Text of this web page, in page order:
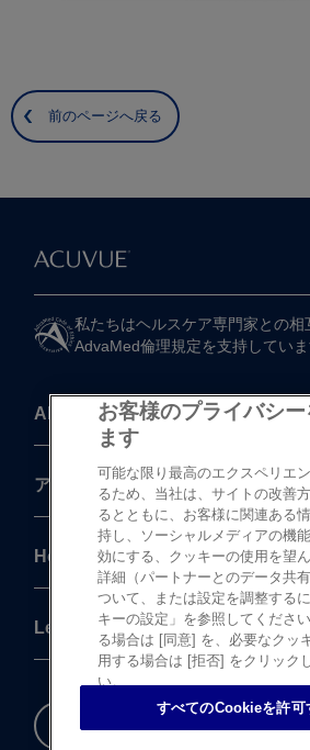
前のページへ戻る
私たちは​ヘルスケア専門家との​相
AdvaMed倫理規定を​支持していま
About
アキュビュー®製品
Help
Legal
重要な​安全情報
お客様のプライバシー
ます
可能な限り最高のエクスペリエ
るため、当社は、サイトの改善
るとともに、お客様に関連ある
持し、ソーシャルメディアの機
効にする、クッキーの使用を望ん
詳細（パートナーとのデータ共
ついて、または設定を調整する
キーの設定」を参照してくださ
る場合は [同意] を、必要なクッ
用する場合は [拒否] をクリック
い。
すべてのCookieを許可